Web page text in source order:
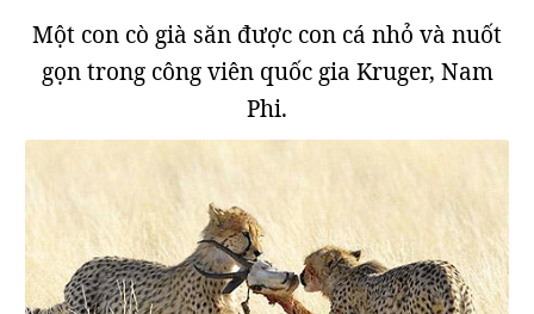
Một con cò già săn được con cá nhỏ và nuốt
gọn trong công viên quốc gia Kruger, Nam
Phi.